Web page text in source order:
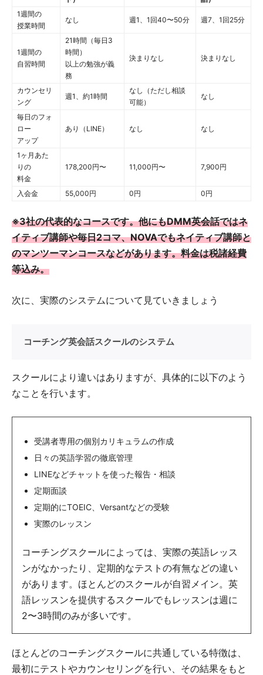
1週間の
授業時間
なし 週1、1回40〜50分 週7、1回25分
1週間の
自習時間
21時間（毎日3
時間）
以上の勉強が義
務
決まりなし 決まりなし
カウンセリ
ング
週1、約1時間
なし（ただし相談
可能）
なし
毎日のフォ
ロー
アップ
あり（LINE） なし なし
1ヶ月あた
りの
料金
178,200円〜 11,000円〜 7,900円
入会金 55,000円 0円 0円
※3社の代表的なコースです。他にもDMM英会話ではネ
イティブ講師や毎日2コマ、NOVAでもネイティブ講師と
のマンツーマンコースなどがあります。料金は税諸経費
等込み。
次に、実際のシステムについて見ていきましょう
コーチング英会話スクールのシステム
スクールにより違いはありますが、具体的に以下のよう
なことを行います。
受講者専用の個別カリキュラムの作成
日々の英語学習の徹底管理
LINEなどチャットを使った報告・相談
定期面談
定期的にTOEIC、Versantなどの受験
実際のレッスン
コーチングスクールによっては、実際の英語レッス
ンがなかったり、定期的なテストの有無などの違い
があります。ほとんどのスクールが自習メイン。英
語レッスンを提供するスクールでもレッスンは週に
2〜3時間のみが多いです。
ほとんどのコーチングスクールに共通している特徴は、
最初にテストやカウンセリングを行い、その結果をもと